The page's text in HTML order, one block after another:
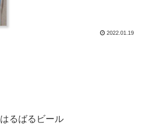
2022.01.19
はるばるビール